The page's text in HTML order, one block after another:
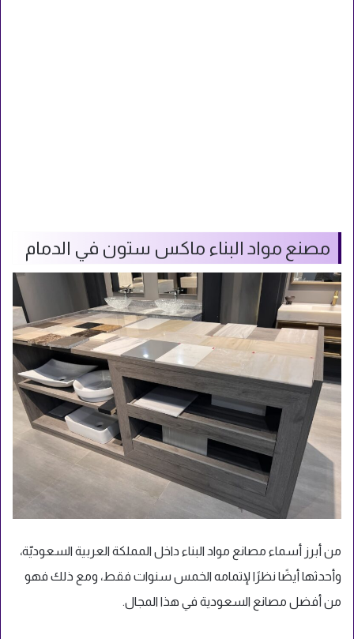
مصنع مواد البناء ماكس ستون في الدمام
من أبرز أسماء مصانع مواد البناء داخل المملكة العربية السعوديّة،
وأحدثها أيضًا نظرًا لإتمامه الخمس سنوات فقط، ومع ذلك فهو
من أفضل مصانع السعودية في هذا المجال.